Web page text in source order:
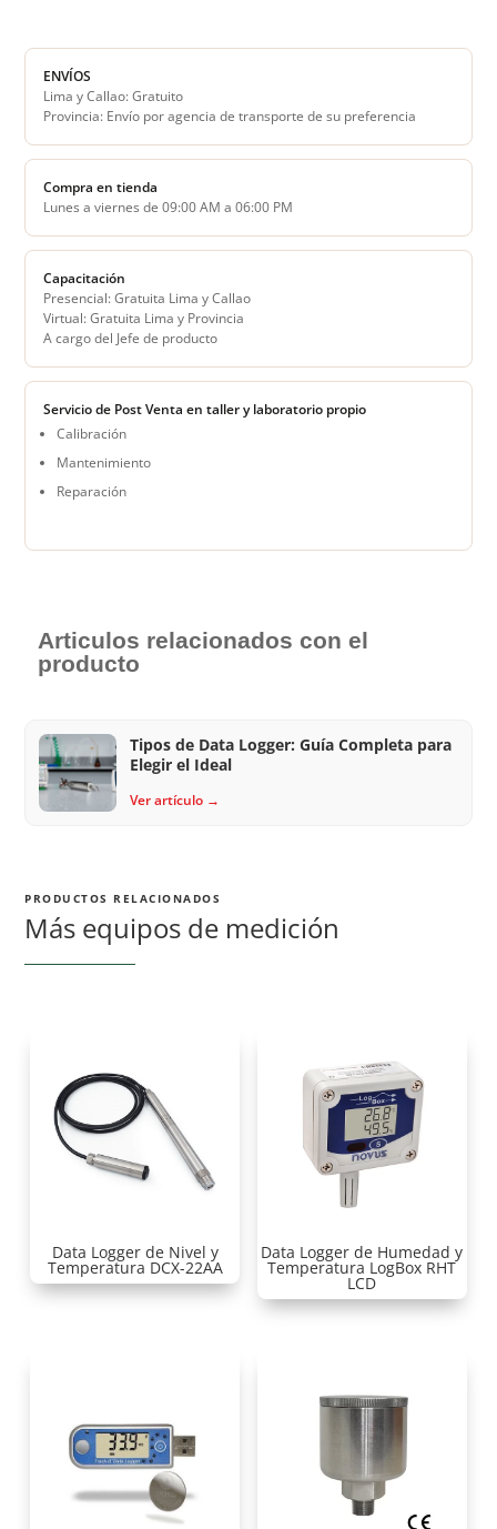
ENVÍOS
Lima y Callao: Gratuito
Provincia: Envío por agencia de transporte de su preferencia
Compra en tienda
Lunes a viernes de 09:00 AM a 06:00 PM
Capacitación
Presencial: Gratuita Lima y Callao
Virtual: Gratuita Lima y Provincia
A cargo del Jefe de producto
Servicio de Post Venta en taller y laboratorio propio
Calibración
Mantenimiento
Reparación
Articulos relacionados con el
producto
Tipos de Data Logger: Guía Completa para
Elegir el Ideal
Ver artículo →
PRODUCTOS RELACIONADOS
Más equipos de medición
Data Logger de Nivel y
Temperatura DCX-22AA
Data Logger de Humedad y
Temperatura LogBox RHT
LCD